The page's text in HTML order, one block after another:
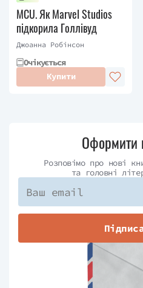
MCU. Як Marvel Studios
підкорила Голлівуд
Джоанна Робінсон
Очікується
Купити
Оформити
Розповімо про нові
та головні